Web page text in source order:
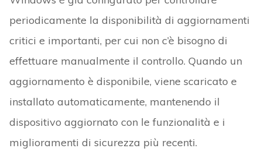
periodicamente la disponibilità di aggiornamenti
critici e importanti, per cui non c’è bisogno di
effettuare manualmente il controllo. Quando un
aggiornamento è disponibile, viene scaricato e
installato automaticamente, mantenendo il
dispositivo aggiornato con le funzionalità e i
miglioramenti di sicurezza più recenti.